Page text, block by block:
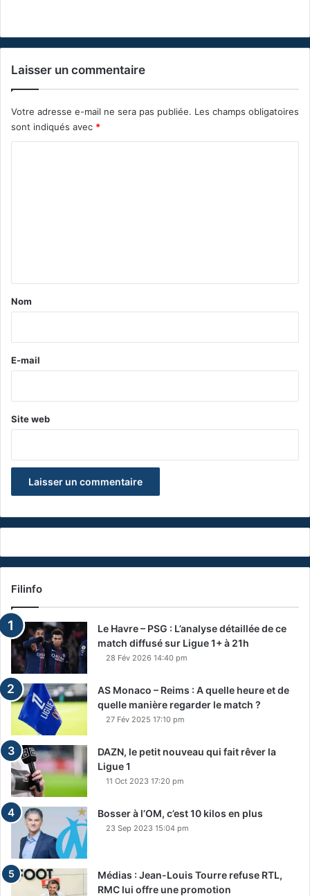
Laisser un commentaire
Votre adresse e-mail ne sera pas publiée. Les champs obligatoires
sont indiqués avec *
a
e
Nom
E-mail
Site web
Filinfo
Le Havre – PSG : L’analyse détaillée de ce
match diffusé sur Ligue 1+ à 21h
28 Fév 2026 14:40 pm
AS Monaco – Reims : A quelle heure et de
quelle manière regarder le match ?
27 Fév 2025 17:10 pm
DAZN, le petit nouveau qui fait rêver la
Ligue 1
11 Oct 2023 17:20 pm
Bosser à l’OM, c’est 10 kilos en plus
23 Sep 2023 15:04 pm
Médias : Jean-Louis Tourre refuse RTL,
RMC lui offre une promotion